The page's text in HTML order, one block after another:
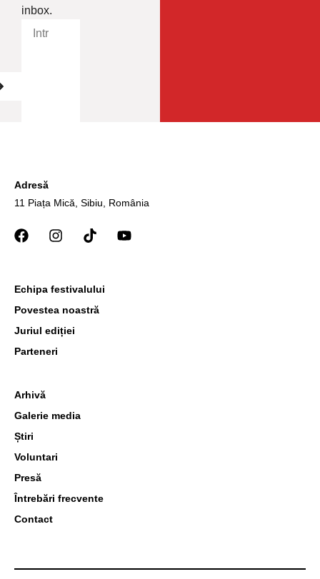
inbox.
Adresă
11 Piața Mică, Sibiu, România
Arhivă
Galerie media
Știri
Voluntari
Presă
Întrebări frecvente
Contact
Echipa festivalului
Povestea noastră
Juriul ediției
Parteneri